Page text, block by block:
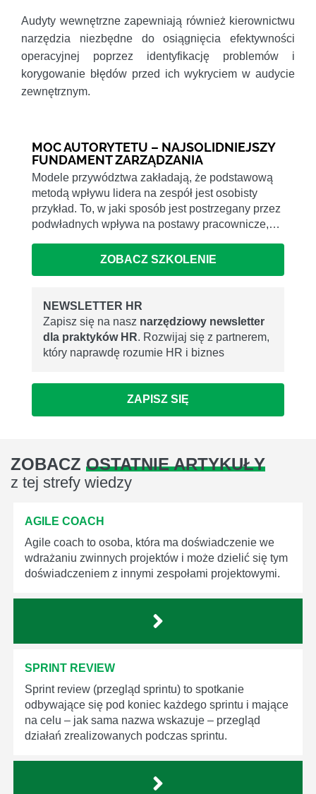
Audyty wewnętrzne zapewniają również kierownictwu
narzędzia niezbędne do osiągnięcia efektywności
operacyjnej poprzez identyfikację problemów i
korygowanie błędów przed ich wykryciem w audycie
zewnętrznym.
MOC AUTORYTETU – NAJSOLIDNIEJSZY
FUNDAMENT ZARZĄDZANIA
Modele przywództwa zakładają, że podstawową
metodą wpływu lidera na zespół jest osobisty
przykład. To, w jaki sposób jest postrzegany przez
podwładnych wpływa na postawy pracownicze,…
ZOBACZ SZKOLENIE
NEWSLETTER HR
Zapisz się na nasz narzędziowy newsletter
dla praktyków HR. Rozwijaj się z partnerem,
który naprawdę rozumie HR i biznes
ZAPISZ SIĘ
ZOBACZ OSTATNIE ARTYKUŁY
z tej strefy wiedzy
AGILE COACH
Agile coach to osoba, która ma doświadczenie we
wdrażaniu zwinnych projektów i może dzielić się tym
doświadczeniem z innymi zespołami projektowymi.
SPRINT REVIEW
Sprint review (przegląd sprintu) to spotkanie
odbywające się pod koniec każdego sprintu i mające
na celu – jak sama nazwa wskazuje – przegląd
działań zrealizowanych podczas sprintu.